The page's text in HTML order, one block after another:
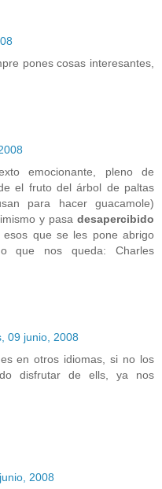
pones cosas interesantes,
emocionante, pleno de
el fruto del árbol de paltas
para hacer guacamole)
y pasa desapercibido
que se les pone abrigo
que nos queda: Charles
09 junio, 2008
en otros idiomas, si no los
disfrutar de ells, ya nos
2008